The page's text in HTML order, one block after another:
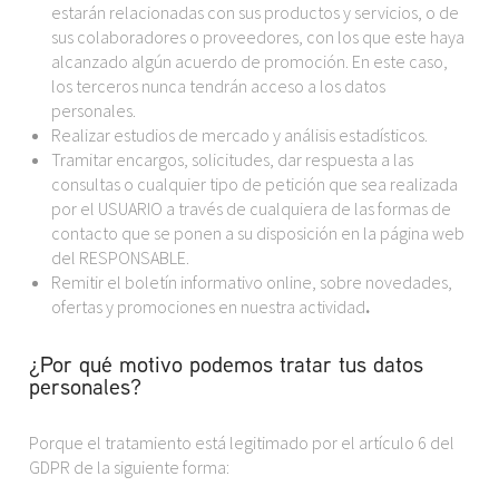
estarán relacionadas con sus productos y servicios, o de
sus colaboradores o proveedores, con los que este haya
alcanzado algún acuerdo de promoción. En este caso,
los terceros nunca tendrán acceso a los datos
personales.
Realizar estudios de mercado y análisis estadísticos.
Tramitar encargos, solicitudes, dar respuesta a las
consultas o cualquier tipo de petición que sea realizada
por el USUARIO a través de cualquiera de las formas de
contacto que se ponen a su disposición en la página web
del RESPONSABLE.
Remitir el boletín informativo online, sobre novedades,
ofertas y promociones en nuestra actividad.
¿Por qué motivo podemos tratar tus datos
personales?
Porque el tratamiento está legitimado por el artículo 6 del
GDPR de la siguiente forma: